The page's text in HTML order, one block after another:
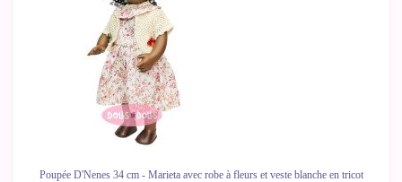
Poupée D'Nenes 34 cm - Marieta avec robe à fleurs et veste blanche en tricot